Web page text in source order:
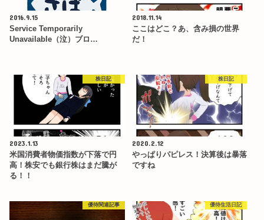
2016.9.15
Service Temporarily
Unavailable（泣）ブロ…
2018.11.14
ここはどこ？あ、含み損の世界
だ！
株日記
2023.1.13
米国消費者物価指数が下落で円
高！株安でも銀行株はまだ騰が
る！！
株日記
2020.2.12
やっぱりパピレス！決算後は暴落
ですね
優待関連記事 優待生活日記